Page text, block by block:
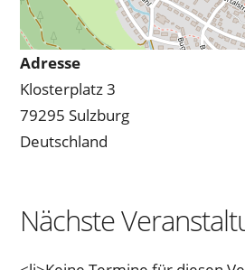
Adresse
Klosterplatz 3
79295 Sulzburg
Deutschland
Nächste